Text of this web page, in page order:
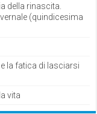
della rinascita.
(quindicesima
la fatica di lasciarsi
vita